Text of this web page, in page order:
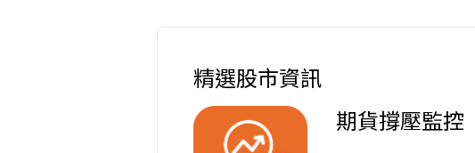
精選股市資訊
期貨撐壓監控